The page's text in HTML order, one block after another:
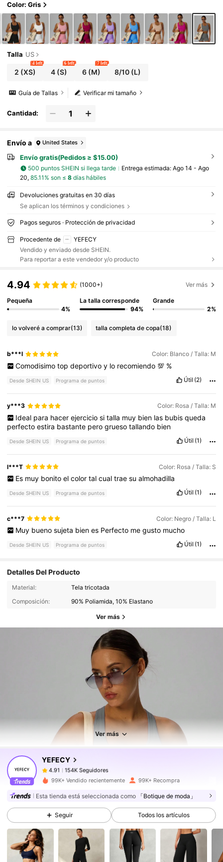
Color: Gris
Talla US
2 (XS)
4 left
4(S)
6 left
6(M)
7 left
8/10 (L)
Verificar mi tamaño
Guía de Tallas
Cantidad:
Envío a United States
Envío gratis(Pedidos ≥ $15.00)
500 puntos SHEIN si llega tarde Entrega estimada: Ago 14 - Ago
20, 85.11% son ≤ 8días hábiles
Devoluciones gratuitas en 30 días
Se aplican los términos y condiciones
Pagos seguros · Protección de privacidad
Procedente de
YEFECY
Vendido y enviado desde SHEIN.
Para reportar a este vendedor y/o producto
4.94 (1000+) Ver más
Pequeña
4%
La talla corresponde
94%
Grande
2%
lo volveré a comprar(13) talla completa de copa(18)
b***l Color: Blanco / Talla: M
Comodisimo top deportivo y lo recomiendo 💯 %
Desde SHEIN US Programa de puntos Útil (2)
y***3 Color: Rosa / Talla: M
Ideal para hacer ejercicio si talla muy bien las bubis queda
perfectoestira bastante perogruesotallando bien
Desde SHEIN US Programa de puntos Útil (1)
l***T Color: Rosa / Talla: S
Es muy bonito el color tal cual trae su almohadilla
Desde SHEIN US Programa de puntos Útil (1)
c***7 Color: Negro / Talla: L
Muy bueno sujeta bien es Perfecto me gusto mucho
Desde SHEIN US Programa de puntos Útil (1)
Detalles Del Producto
Material:
Tela tricotada
Composición:
90% Poliamida, 10% Elastano
Ver más
Ver más
YEFECY
154K Seguidores
4.91 154K Seguidores
4.91
154K Seguidores
e***6pagóHace 1 día
4.91 154K Seguidores
4.91 154K Seguidores
99K+ Vendido recientemente 99K+ Recompra
Esta tienda está seleccionada como 「Botique de moda」
Seguir Todos los artículos